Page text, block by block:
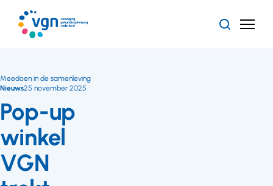
naar
hoofdinhoud
ZoekenMenu
Pop-up
winkel
VGN
Meedoen in de samenleving
Nieuws25 november 2025